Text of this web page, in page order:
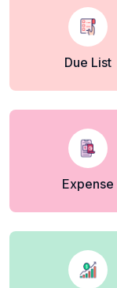
Due List
Expense